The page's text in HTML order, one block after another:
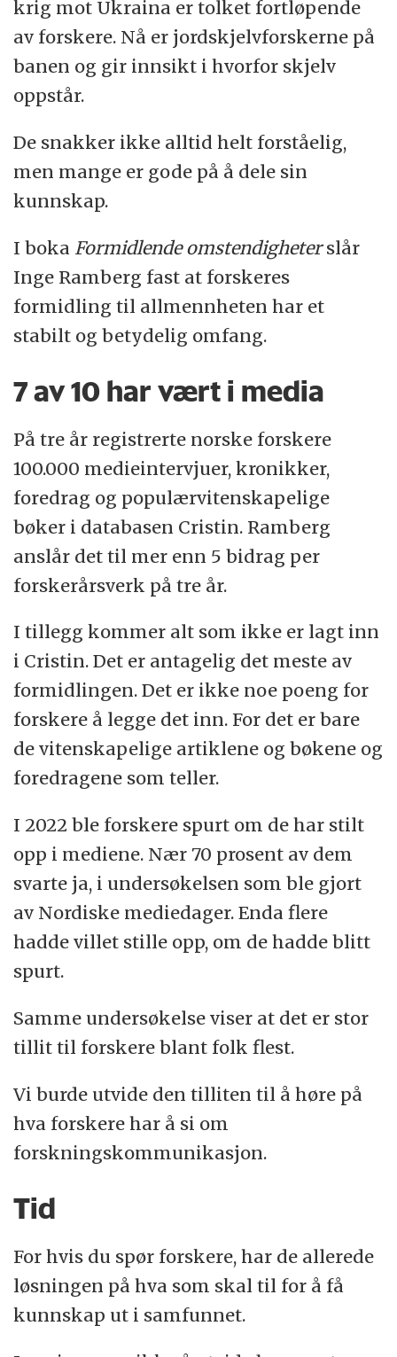
krig mot Ukraina er tolket fortløpende
av forskere. Nå er jordskjelvforskerne på
banen og gir innsikt i hvorfor skjelv
oppstår.
De snakker ikke alltid helt forståelig,
men mange er gode på å dele sin
kunnskap.
I boka Formidlende omstendigheterslår
Inge Ramberg fast at forskeres
formidling til allmennheten har et
stabilt og betydelig omfang.
7 av 10 har vært i media
På tre år registrerte norske forskere
100.000 medieintervjuer, kronikker,
foredrag og populærvitenskapelige
bøker i databasen Cristin. Ramberg
anslår det til mer enn 5 bidrag per
forskerårsverk på tre år.
I tillegg kommer alt som ikke er lagt inn
i Cristin. Det er antagelig det meste av
formidlingen. Det er ikke noe poeng for
forskere å legge det inn. For det er bare
de vitenskapelige artiklene og bøkene og
foredragene som teller.
I 2022 ble forskere spurt om de har stilt
opp i mediene. Nær 70 prosent av dem
svarte ja, i undersøkelsen som ble gjort
av Nordiske mediedager. Enda flere
hadde villet stille opp, om de hadde blitt
spurt.
Samme undersøkelse viser at det er stor
tillit til forskere blant folk flest.
Vi burde utvide den tilliten til å høre på
hva forskere har å si om
forskningskommunikasjon.
Tid
For hvis du spør forskere, har de allerede
løsningen på hva som skal til for å få
kunnskap ut i samfunnet.